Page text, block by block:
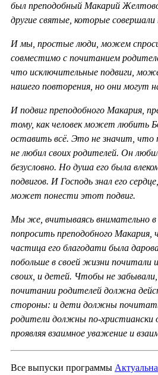
был преподобный Макарий
другие святые, которые
И мы, простые люди, можем
совместимо с почитанием
что исключительные подвиги,
нашего повторения, но они могут
И подвиг преподобного Макария,
тому, как человек может любить
оставить всё. Это не значит, что
не любил своих родителей. Он
безусловно. Но душа его была
подвигов. И Господь знал его
может понести этот подвиг.
Мы же, вчитываясь внимательно
попросить преподобного
частица его благодати была
побольше в своей жизни почитали
своих, и детей. Чтобы не
почитании родителей должна
стороны: и дети должны
родители должны по-христиански
проявляя взаимное уважение и
Все выпуски программы